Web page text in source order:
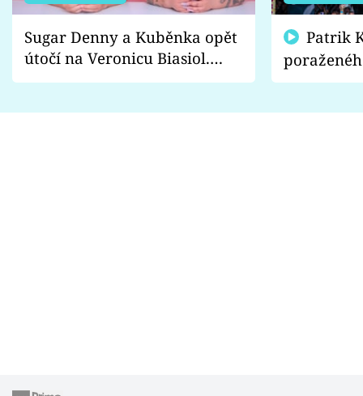
Sugar Denny a Kuběnka opět
útočí na Veronicu Biasiol.
Proč je podle nich falešná a
fanoušci